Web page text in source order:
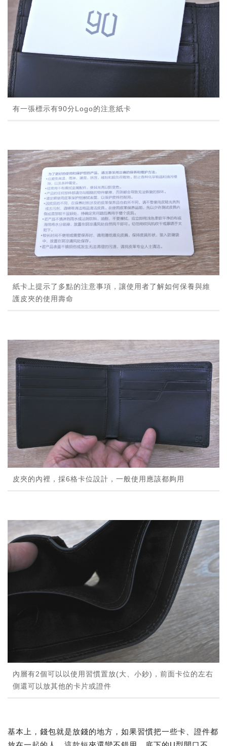
有一張標示有90分Logo的注意紙卡
紙卡上提示了多點的注意事項，讓使用者了解如何保養與維
護皮夾的使用壽命
皮夾的內裡，採6格卡位設計，一般使用應該都夠用
內層有2個可以以使用習慣置放(大、小鈔)，前面卡位的左右
側還可以放其他的卡片或證件
基本上，錢包就是放錢的地方，如果習慣把一些卡、證件都